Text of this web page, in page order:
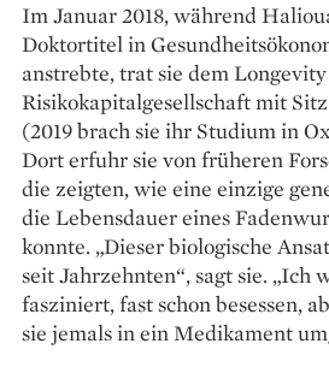
Im Januar 2018, während
Doktortitel in
anstrebte, trat sie dem
Risikokapitalgesellschaft mit
(2019 brach sie ihr Studium in
Dort erfuhr sie von früheren
die zeigten, wie eine einzige
die Lebensdauer eines
konnte. „Dieser biologische
seit Jahrzehnten“, sagt sie. „Ich
fasziniert, fast schon besessen,
sie jemals in ein Medikament